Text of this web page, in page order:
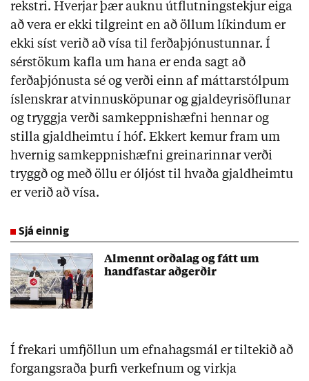
rekstri. Hverjar þær auknu útflutningstekjur eiga
að vera er ekki tilgreint en að öllum líkindum er
ekki síst verið að vísa til ferðaþjónustunnar. Í
sérstökum kafla um hana er enda sagt að
ferðaþjónusta sé og verði einn af máttarstólpum
íslenskrar atvinnusköpunar og gjaldeyrisöflunar
og tryggja verði samkeppnishæfni hennar og
stilla gjaldheimtu í hóf. Ekkert kemur fram um
hvernig samkeppnishæfni greinarinnar verði
tryggð og með öllu er óljóst til hvaða gjaldheimtu
er verið að vísa.
Sjá einnig
Almennt orðalag og fátt um
handfastar aðgerðir
Í frekari umfjöllun um efnahagsmál er tiltekið að
forgangsraða þurfi verkefnum og virkja